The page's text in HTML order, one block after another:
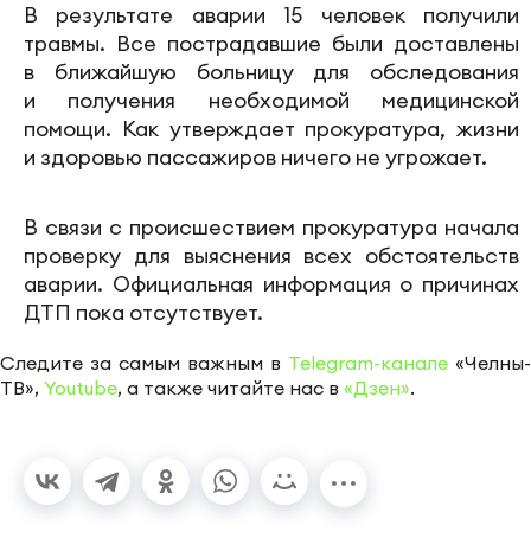
В результате аварии 15 человек получили
травмы. Все пострадавшие были доставлены
в ближайшую больницу для обследования
и получения необходимой медицинской
помощи. Как утверждает прокуратура, жизни
и здоровью пассажиров ничего не угрожает.
В связи с происшествием прокуратура начала
проверку для выяснения всех обстоятельств
аварии. Официальная информация о причинах
ДТП пока отсутствует.
Следите за самым важным в Telegram-канале «Челны-
ТВ», Youtube, а также читайте нас в «Дзен».